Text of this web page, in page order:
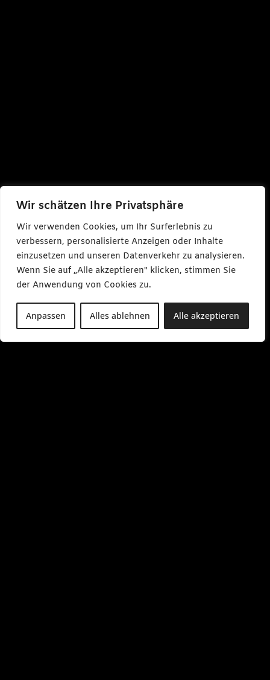
Wir schätzen Ihre Privatsphäre
Wir verwenden Cookies, um Ihr Surferlebnis zu
verbessern, personalisierte Anzeigen oder Inhalte
einzusetzen und unseren Datenverkehr zu analysieren.
Wenn Sie auf „Alle akzeptieren" klicken, stimmen Sie
der Anwendung von Cookies zu.
Anpassen Alles ablehnen Alle akzeptieren